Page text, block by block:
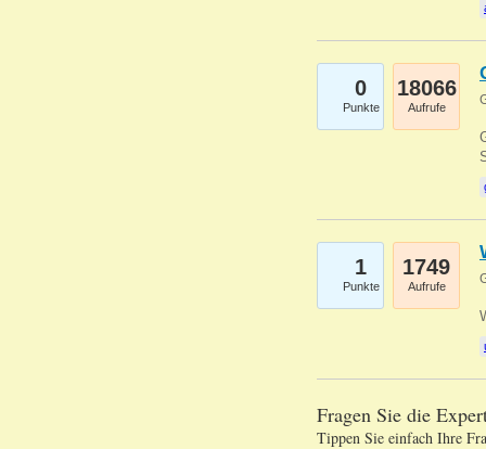
0
Punkte
18066
Aufrufe
1
Punkte
1749
Aufrufe
Fragen Sie die
Tippen Sie einfach Ihre